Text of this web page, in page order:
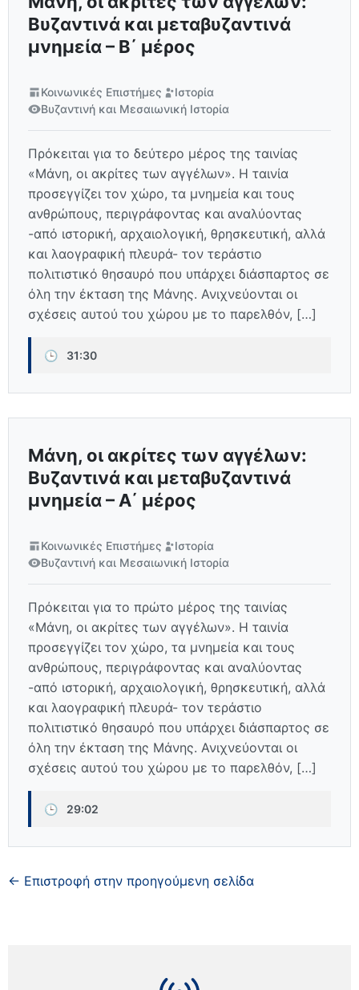
Βυζαντινά και μεταβυζαντινά
μνημεία – Β΄ μέρος
Κοινωνικές Επιστήμες
Ιστορία
Βυζαντινή και Μεσαιωνική Ιστορία
Πρόκειται για το δεύτερο μέρος της ταινίας
«Μάνη, οι ακρίτες των αγγέλων». Η ταινία
προσεγγίζει τον χώρο, τα μνημεία και τους
ανθρώπους, περιγράφοντας και αναλύοντας
-από ιστορική, αρχαιολογική, θρησκευτική, αλλά
και λαογραφική πλευρά- τον τεράστιο
πολιτιστικό θησαυρό που υπάρχει διάσπαρτος σε
όλη την έκταση της Μάνης. Ανιχνεύονται οι
σχέσεις αυτού του χώρου με το παρελθόν, […]
🕒 31:30
Μάνη, οι ακρίτες των αγγέλων:
Βυζαντινά και μεταβυζαντινά
μνημεία – Α΄ μέρος
Κοινωνικές Επιστήμες
Ιστορία
Βυζαντινή και Μεσαιωνική Ιστορία
Πρόκειται για το πρώτο μέρος της ταινίας
«Μάνη, οι ακρίτες των αγγέλων». Η ταινία
προσεγγίζει τον χώρο, τα μνημεία και τους
ανθρώπους, περιγράφοντας και αναλύοντας
-από ιστορική, αρχαιολογική, θρησκευτική, αλλά
και λαογραφική πλευρά- τον τεράστιο
πολιτιστικό θησαυρό που υπάρχει διάσπαρτος σε
όλη την έκταση της Μάνης. Ανιχνεύονται οι
σχέσεις αυτού του χώρου με το παρελθόν, […]
🕒 29:02
← Επιστροφή στην προηγούμενη σελίδα